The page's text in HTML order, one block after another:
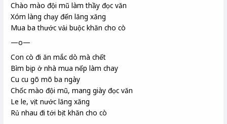
Chào mào đội mũ làm thầy đọc văn
Xóm làng chạy đến lăng xăng
Mua ba thước vải buộc khăn cho cò
—o—
Con cò đi ăn mắc dò mà chết
Bìm bịp ở nhà mua nếp làm chay
Cu cu gõ mõ ba ngày
Chốc mào đội mũ, mang giày đọc văn
Le le, vịt nước lăng xăng
Rủ nhau đi tới bịt khăn cho cò